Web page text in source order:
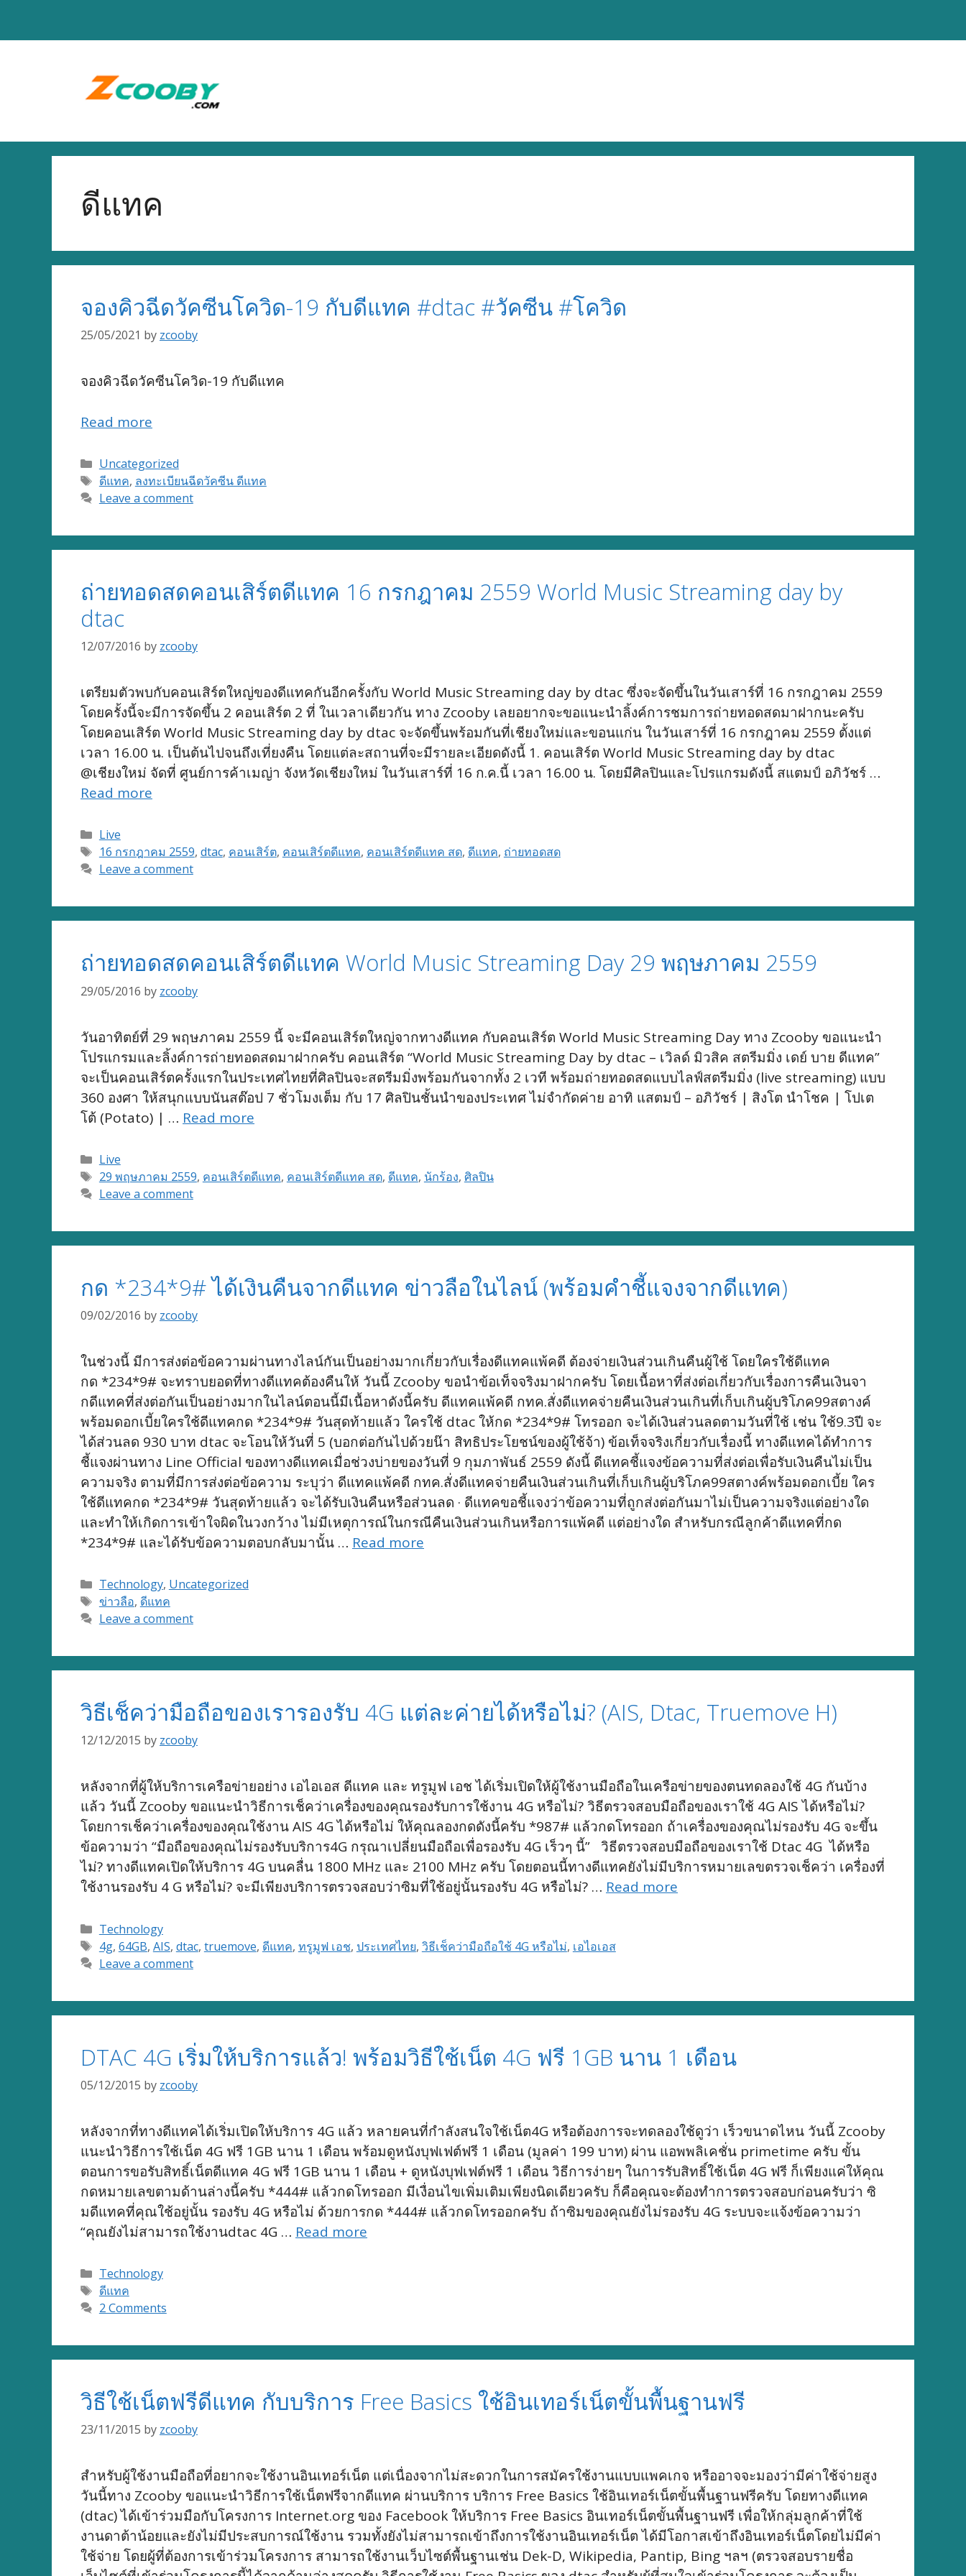
ดีแทค
จองคิวฉีดวัคซีนโควิด-19 กับดีแทค #dtac #วัคซีน #โควิด
25/05/2021 by zcooby
จองคิวฉีดวัคซีนโควิด-19 กับดีแทค
Read more
Categories
Uncategorized
Tags
ดีแทค, ลงทะเบียนฉีดวัคซีน ดีแทค
Leave a comment
ถ่ายทอดสดคอนเสิร์ตดีแทค 16 กรกฎาคม 2559 World Music Streaming day by
dtac
12/07/2016 by zcooby
เตรียมตัวพบกับคอนเสิร์ตใหญ่ของดีแทคกันอีกครั้งกับ World Music Streaming day by dtac ซึ่งจะจัดขึ้นในวันเสาร์ที่ 16 กรกฎาคม 2559
โดยครั้งนี้จะมีการจัดขึ้น 2 คอนเสิร์ต 2 ที่ ในเวลาเดียวกัน ทาง Zcooby เลยอยากจะขอแนะนำลิ้งค์การชมการถ่ายทอดสดมาฝากนะครับ
โดยคอนเสิร์ต World Music Streaming day by dtac จะจัดขึ้นพร้อมกันที่เชียงใหม่และขอนแก่น ในวันเสาร์ที่ 16 กรกฎาคม 2559 ตั้งแต่
เวลา 16.00 น. เป็นต้นไปจนถึงเที่ยงคืน โดยแต่ละสถานที่จะมีรายละเอียดดังนี้ 1. คอนเสิร์ต World Music Streaming day by dtac
@เชียงใหม่ จัดที่ ศูนย์การค้าเมญ่า จังหวัดเชียงใหม่ ในวันเสาร์ที่ 16 ก.ค.นี้ เวลา 16.00 น. โดยมีศิลปินและโปรแกรมดังนี้ สแตมป์ อภิวัชร์ …
Read more
Categories
Live
Tags
16 กรกฎาคม 2559, dtac, คอนเสิร์ต, คอนเสิร์ตดีแทค, คอนเสิร์ตดีแทค สด, ดีแทค, ถ่ายทอดสด
Leave a comment
ถ่ายทอดสดคอนเสิร์ตดีแทค World Music Streaming Day 29 พฤษภาคม 2559
29/05/2016 by zcooby
วันอาทิตย์ที่ 29 พฤษภาคม 2559 นี้ จะมีคอนเสิร์ตใหญ่จากทางดีแทค กับคอนเสิร์ต World Music Streaming Day ทาง Zcooby ขอแนะนำ
โปรแกรมและลิ้งค์การถ่ายทอดสดมาฝากครับ คอนเสิร์ต “World Music Streaming Day by dtac – เวิลด์ มิวสิค สตรีมมิ่ง เดย์ บาย ดีแทค”
จะเป็นคอนเสิร์ตครั้งแรกในประเทศไทยที่ศิลปินจะสตรีมมิ่งพร้อมกันจากทั้ง 2 เวที พร้อมถ่ายทอดสดแบบไลฟ์สตรีมมิ่ง (live streaming) แบบ
360 องศา ให้สนุกแบบนันสต๊อป 7 ชั่วโมงเต็ม กับ 17 ศิลปินชั้นนำของประเทศ ไม่จำกัดค่าย อาทิ แสตมป์ – อภิวัชร์ | สิงโต นำโชค | โปเต
โต้ (Potato) | … Read more
Categories
Live
Tags
29 พฤษภาคม 2559, คอนเสิร์ตดีแทค, คอนเสิร์ตดีแทค สด, ดีแทค, นักร้อง, ศิลปิน
Leave a comment
กด *234*9# ได้เงินคืนจากดีแทค ข่าวลือในไลน์ (พร้อมคำชี้แจงจากดีแทค)
09/02/2016 by zcooby
ในช่วงนี้ มีการส่งต่อข้อความผ่านทางไลน์กันเป็นอย่างมากเกี่ยวกับเรื่องดีแทคแพ้คดี ต้องจ่ายเงินส่วนเกินคืนผู้ใช้ โดยใครใช้ดีแทค
กด *234*9# จะทราบยอดที่ทางดีแทคต้องคืนให้ วันนี้ Zcooby ขอนำข้อเท็จจริงมาฝากครับ โดยเนื้อหาที่ส่งต่อเกี่ยวกับเรื่องการคืนเงินจา
กดีแทคที่ส่งต่อกันเป็นอย่างมากในไลน์ตอนนี้มีเนื้อหาดังนี้ครับ ดีแทคแพ้คดี กทค.สั่งดีแทคจ่ายคืนเงินส่วนเกินที่เก็บเกินผู้บริโภค99สตางค์
พร้อมดอกเบี้ยใครใช้ดีแทคกด *234*9# วันสุดท้ายแล้ว ใครใช้ dtac ให้กด *234*9# โทรออก จะได้เงินส่วนลดตามวันที่ใช้ เช่น ใช้9.3ปี จะ
ได้ส่วนลด 930 บาท dtac จะโอนให้วันที่ 5 (บอกต่อกันไปด้วยน๊า สิทธิประโยชน์ของผู้ใช้จ้า) ข้อเท็จจริงเกี่ยวกับเรื่องนี้ ทางดีแทคได้ทำการ
ชี้แจงผ่านทาง Line Official ของทางดีแทคเมื่อช่วงบ่ายของวันที่ 9 กุมภาพันธ์ 2559 ดังนี้ ดีแทคชี้แจงข้อความที่ส่งต่อเพื่อรับเงินคืนไม่เป็น
ความจริง ตามที่มีการส่งต่อข้อความ ระบุว่า ดีแทคแพ้คดี กทค.สั่งดีแทคจ่ายคืนเงินส่วนเกินที่เก็บเกินผู้บริโภค99สตางค์พร้อมดอกเบี้ย ใคร
ใช้ดีแทคกด *234*9# วันสุดท้ายแล้ว จะได้รับเงินคืนหรือส่วนลด · ดีแทคขอชี้แจงว่าข้อความที่ถูกส่งต่อกันมาไม่เป็นความจริงแต่อย่างใด
และทำให้เกิดการเข้าใจผิดในวงกว้าง ไม่มีเหตุการณ์ในกรณีคืนเงินส่วนเกินหรือการแพ้คดี แต่อย่างใด สำหรับกรณีลูกค้าดีแทคที่กด
*234*9# และได้รับข้อความตอบกลับมานั้น … Read more
Categories
Technology, Uncategorized
Tags
ข่าวลือ, ดีแทค
Leave a comment
วิธีเช็คว่ามือถือของเรารองรับ 4G แต่ละค่ายได้หรือไม่? (AIS, Dtac, Truemove H)
12/12/2015 by zcooby
หลังจากที่ผู้ให้บริการเครือข่ายอย่าง เอไอเอส ดีแทค และ ทรูมูฟ เอช ได้เริ่มเปิดให้ผู้ใช้งานมือถือในเครือข่ายของตนทดลองใช้ 4G กันบ้าง
แล้ว วันนี้ Zcooby ขอแนะนำวิธีการเช็คว่าเครื่องของคุณรองรับการใช้งาน 4G หรือไม่? วิธีตรวจสอบมือถือของเราใช้ 4G AIS ได้หรือไม่?
โดยการเช็คว่าเครื่องของคุณใช้งาน AIS 4G ได้หรือไม่ ให้คุณลองกดดังนี้ครับ *987# แล้วกดโทรออก ถ้าเครื่องของคุณไม่รองรับ 4G จะขึ้น
ข้อความว่า “มือถือของคุณไม่รองรับบริการ4G กรุณาเปลี่ยนมือถือเพื่อรองรับ 4G เร็วๆ นี้” วิธีตรวจสอบมือถือของเราใช้ Dtac 4G ได้หรือ
ไม่? ทางดีแทคเปิดให้บริการ 4G บนคลื่น 1800 MHz และ 2100 MHz ครับ โดยตอนนี้ทางดีแทคยังไม่มีบริการหมายเลขตรวจเช็คว่า เครื่องที่
ใช้งานรองรับ 4 G หรือไม่? จะมีเพียงบริการตรวจสอบว่าซิมที่ใช้อยู่นั้นรองรับ 4G หรือไม่? … Read more
Categories
Technology
Tags
4g, 64GB, AIS, dtac, truemove, ดีแทค, ทรูมูฟ เอช, ประเทศไทย, วิธีเช็คว่ามือถือใช้ 4G หรือไม่, เอไอเอส
Leave a comment
DTAC 4G เริ่มให้บริการแล้ว! พร้อมวิธีใช้เน็ต 4G ฟรี 1GB นาน 1 เดือน
05/12/2015 by zcooby
หลังจากที่ทางดีแทคได้เริ่มเปิดให้บริการ 4G แล้ว หลายคนที่กำลังสนใจใช้เน็ต4G หรือต้องการจะทดลองใช้ดูว่า เร็วขนาดไหน วันนี้ Zcooby
แนะนำวิธีการใช้เน็ต 4G ฟรี 1GB นาน 1 เดือน พร้อมดูหนังบุฟเฟต์ฟรี 1 เดือน (มูลค่า 199 บาท) ผ่าน แอพพลิเคชั่น primetime ครับ ขั้น
ตอนการขอรับสิทธิ์เน็ตดีแทค 4G ฟรี 1GB นาน 1 เดือน + ดูหนังบุฟเฟต์ฟรี 1 เดือน วิธีการง่ายๆ ในการรับสิทธิ์ใช้เน็ต 4G ฟรี ก็เพียงแค่ให้คุณ
กดหมายเลขตามด้านล่างนี้ครับ *444# แล้วกดโทรออก มีเงื่อนไขเพิ่มเติมเพียงนิดเดียวครับ ก็คือคุณจะต้องทำการตรวจสอบก่อนครับว่า ซิ
มดีแทคที่คุณใช้อยู่นั้น รองรับ 4G หรือไม่ ด้วยการกด *444# แล้วกดโทรออกครับ ถ้าซิมของคุณยังไม่รองรับ 4G ระบบจะแจ้งข้อความว่า
“คุณยังไม่สามารถใช้งานdtac 4G … Read more
Categories
Technology
Tags
ดีแทค
2 Comments
วิธีใช้เน็ตฟรีดีแทค กับบริการ Free Basics ใช้อินเทอร์เน็ตขั้นพื้นฐานฟรี
23/11/2015 by zcooby
สำหรับผู้ใช้งานมือถือที่อยากจะใช้งานอินเทอร์เน็ต แต่เนื่องจากไม่สะดวกในการสมัครใช้งานแบบแพคเกจ หรืออาจจะมองว่ามีค่าใช้จ่ายสูง
วันนี้ทาง Zcooby ขอแนะนำวิธีการใช้เน็ตฟรีจากดีแทค ผ่านบริการ บริการ Free Basics ใช้อินเทอร์เน็ตขั้นพื้นฐานฟรีครับ โดยทางดีแทค
(dtac) ได้เข้าร่วมมือกับโครงการ Internet.org ของ Facebook ให้บริการ Free Basics อินเทอร์เน็ตขั้นพื้นฐานฟรี เพื่อให้กลุ่มลูกค้าที่ใช้
งานดาต้าน้อยและยังไม่มีประสบการณ์ใช้งาน รวมทั้งยังไม่สามารถเข้าถึงการใช้งานอินเทอร์เน็ต ได้มีโอกาสเข้าถึงอินเทอร์เน็ตโดยไม่มีค่า
ใช้จ่าย โดยผู้ที่ต้องการเข้าร่วมโครงการ สามารถใช้งานเว็บไซต์พื้นฐานเช่น Dek-D, Wikipedia, Pantip, Bing ฯลฯ (ตรวจสอบรายชื่อ